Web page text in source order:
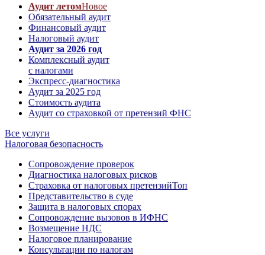
Аудит летомНовое
Обязательный аудит
Финансовый аудит
Налоговый аудит
Аудит за 2026 год
Комплексный аудит
с налогами
Экспресс-диагностика
Аудит за 2025 год
Стоимость аудита
Аудит со страховкой от претензий ФНС
Все услуги
Налоговая безопасность
Сопровождение проверок
Диагностика налоговых рисков
Страховка от налоговых претензийТоп
Представительство в суде
Защита в налоговых спорах
Сопровождение вызовов в ИФНС
Возмещение НДС
Налоговое планирование
Консультации по налогам